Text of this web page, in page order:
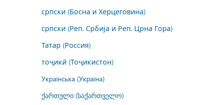
српски (Босна и Херцеговина)
српски (Реп. Србија и Реп. Црна Гора)
Татар (Россия)
тоҷикӣ (Тоҷикистон)
Українська (Україна)
ქართული (საქართველო)